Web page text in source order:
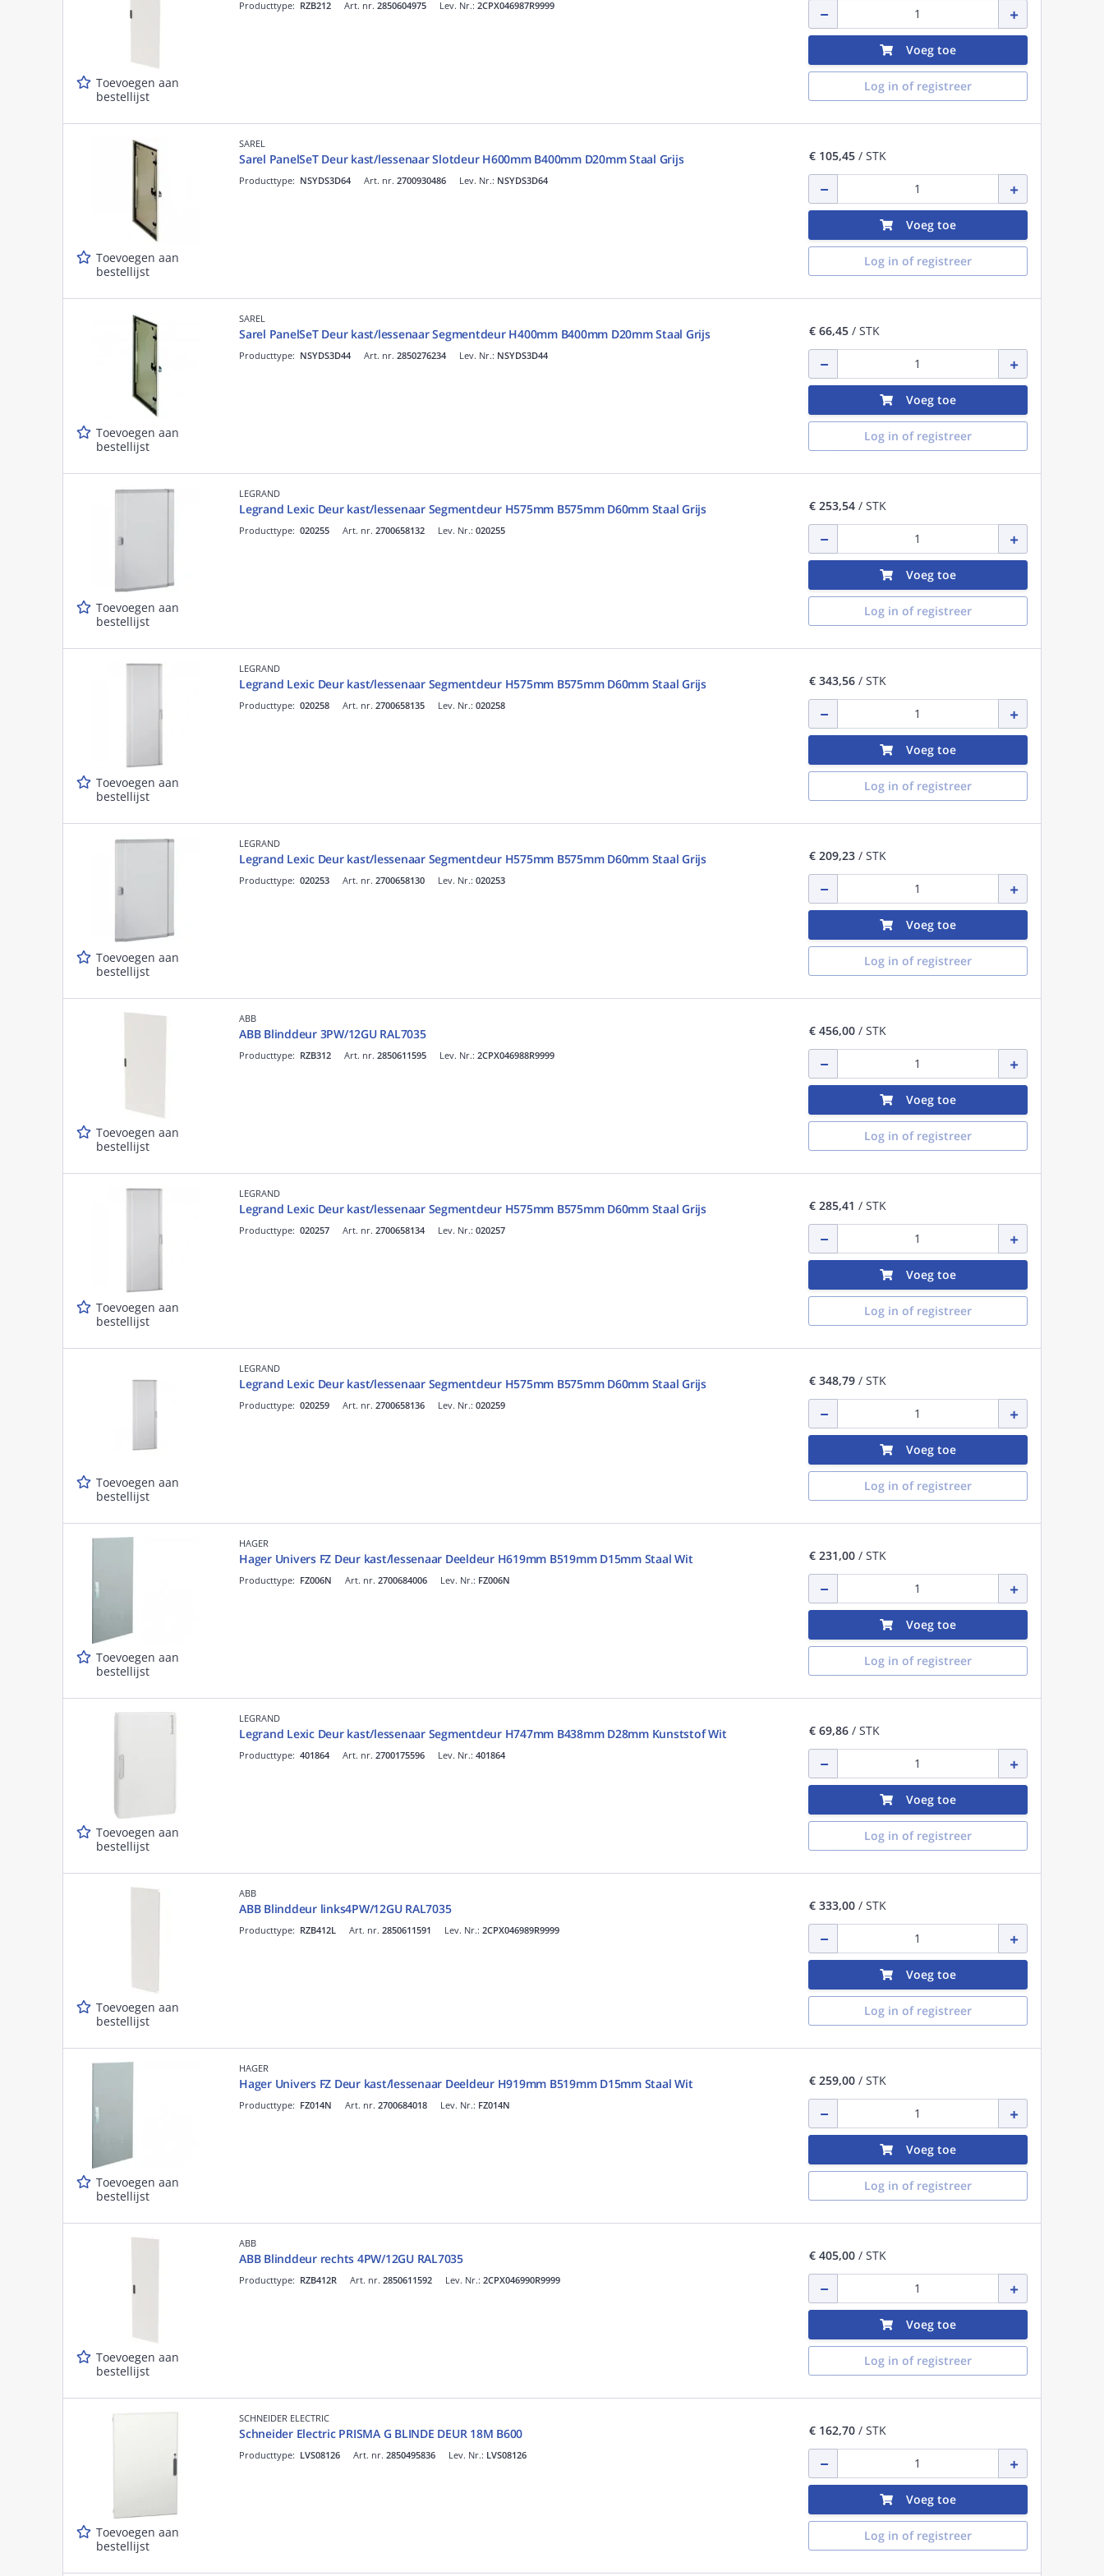
Toevoegen aan
bestellijst
Art. nr. 2850604975
Producttype: RZB212 Lev. Nr.: 2CPX046987R9999
Voeg toe
Log in of registreer
Toevoegen aan
bestellijst
SAREL
Sarel PanelSeT Deur kast/lessenaar Slotdeur H600mm B400mm D20mm Staal Grijs
Art. nr. 2700930486
Producttype: NSYDS3D64 Lev. Nr.: NSYDS3D64
€ 105,45/ STK
Voeg toe
Log in of registreer
Toevoegen aan
bestellijst
SAREL
Sarel PanelSeT Deur kast/lessenaar Segmentdeur H400mm B400mm D20mm Staal Grijs
Art. nr. 2850276234
Producttype: NSYDS3D44 Lev. Nr.: NSYDS3D44
€ 66,45/ STK
Voeg toe
Log in of registreer
Toevoegen aan
bestellijst
LEGRAND
Legrand Lexic Deur kast/lessenaar Segmentdeur H575mm B575mm D60mm Staal Grijs
Art. nr. 2700658132
Producttype: 020255 Lev. Nr.: 020255
€ 253,54/ STK
Voeg toe
Log in of registreer
Toevoegen aan
bestellijst
LEGRAND
Legrand Lexic Deur kast/lessenaar Segmentdeur H575mm B575mm D60mm Staal Grijs
Art. nr. 2700658135
Producttype: 020258 Lev. Nr.: 020258
€ 343,56/ STK
Voeg toe
Log in of registreer
Toevoegen aan
bestellijst
LEGRAND
Legrand Lexic Deur kast/lessenaar Segmentdeur H575mm B575mm D60mm Staal Grijs
Art. nr. 2700658130
Producttype: 020253 Lev. Nr.: 020253
€ 209,23/ STK
Voeg toe
Log in of registreer
Toevoegen aan
bestellijst
ABB
ABB Blinddeur 3PW/12GU RAL7035
Art. nr. 2850611595
Producttype: RZB312 Lev. Nr.: 2CPX046988R9999
€ 456,00/ STK
Voeg toe
Log in of registreer
Toevoegen aan
bestellijst
LEGRAND
Legrand Lexic Deur kast/lessenaar Segmentdeur H575mm B575mm D60mm Staal Grijs
Art. nr. 2700658134
Producttype: 020257 Lev. Nr.: 020257
€ 285,41 / STK
Voeg toe
Log in of registreer
Toevoegen aan
bestellijst
LEGRAND
Legrand Lexic Deur kast/lessenaar Segmentdeur H575mm B575mm D60mm Staal Grijs
Art. nr. 2700658136
Producttype: 020259 Lev. Nr.: 020259
€ 348,79/ STK
Voeg toe
Log in of registreer
Toevoegen aan
bestellijst
HAGER
Hager Univers FZ Deur kast/lessenaar Deeldeur H619mm B519mm D15mm Staal Wit
Art. nr. 2700684006
Producttype: FZ006N Lev. Nr.: FZ006N
€ 231,00/ STK
Voeg toe
Log in of registreer
Toevoegen aan
bestellijst
LEGRAND
Legrand Lexic Deur kast/lessenaar Segmentdeur H747mm B438mm D28mm Kunststof Wit
Art. nr. 2700175596
Producttype: 401864 Lev. Nr.: 401864
€ 69,86/ STK
Voeg toe
Log in of registreer
Toevoegen aan
bestellijst
ABB
ABB Blinddeur links4PW/12GU RAL7035
Art. nr. 2850611591
Producttype: RZB412L Lev. Nr.: 2CPX046989R9999
€ 333,00/ STK
Voeg toe
Log in of registreer
Toevoegen aan
bestellijst
HAGER
Hager Univers FZ Deur kast/lessenaar Deeldeur H919mm B519mm D15mm Staal Wit
Art. nr. 2700684018
Producttype: FZ014N Lev. Nr.: FZ014N
€ 259,00/ STK
Voeg toe
Log in of registreer
Toevoegen aan
bestellijst
ABB
ABB Blinddeur rechts 4PW/12GU RAL7035
Art. nr. 2850611592
Producttype: RZB412R Lev. Nr.: 2CPX046990R9999
€ 405,00/ STK
Voeg toe
Log in of registreer
Toevoegen aan
bestellijst
SCHNEIDER ELECTRIC
Schneider Electric PRISMA G BLINDE DEUR 18M B600
Art. nr. 2850495836
Producttype: LVS08126 Lev. Nr.: LVS08126
€ 162,70/ STK
Voeg toe
Log in of registreer